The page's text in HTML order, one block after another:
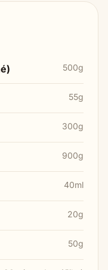
500g
55g
300g
900g
40ml
20g
50g